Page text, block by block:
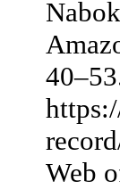
Web